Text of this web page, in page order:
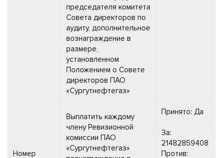
председателя комитета
Совета директоров по
аудиту, дополнительное
вознаграждение в
размере,
установленном
Положением о Совете
директоров ПАО
«Сургутнефтегаз»
Номер
Выплатить каждому
члену Ревизионной
комиссии ПАО
«Сургутнефтегаз»
Принято: Да
За:
21482859408
Против: